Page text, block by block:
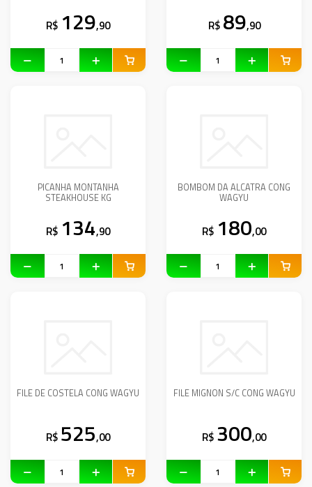
R$ 129,90 R$ 89,90
PICANHA MONTANHA
STEAKHOUSE KG
R$ 134,90
BOMBOM DA ALCATRA CONG
WAGYU
R$ 180,00
FILE DE COSTELA CONG WAGYU
R$ 525,00
FILE MIGNON S/C CONG WAGYU
R$ 300,00